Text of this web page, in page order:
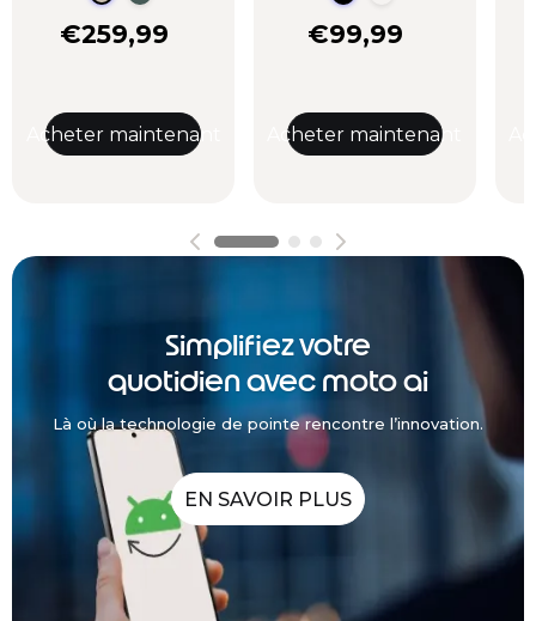
€259,99
Acheter maintenant
€99,99
Acheter maintenant
Simplifiez votre
quotidien avec moto ai
Là où la technologie de pointe rencontre l’innovation.
EN SAVOIR PLUS